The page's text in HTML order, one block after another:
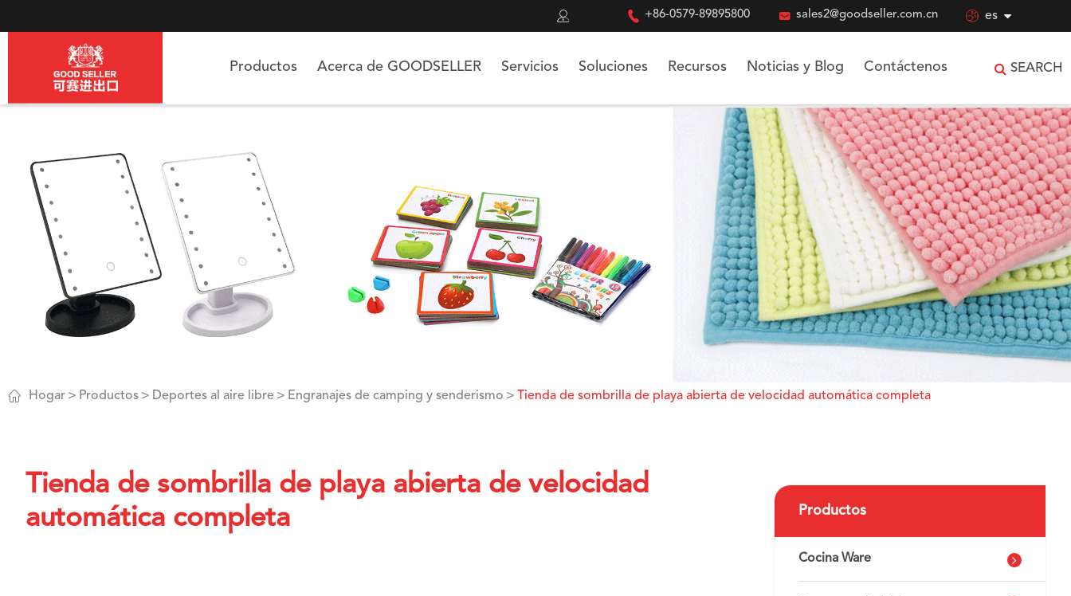
  +86-0579-89895800  sales2@goodseller.com.cn  es
Productos Acerca de GOODSELLER Servicios Soluciones Recursos Noticias y Blog Contáctenos SEARCH
 Hogar Productos Deportes al aire libre Engranajes de camping y senderismo Tienda de sombrilla de playa abierta de velocidad automática completa
Tienda de sombrilla de playa abierta de velocidad
automática completa
Productos
Cocina Ware